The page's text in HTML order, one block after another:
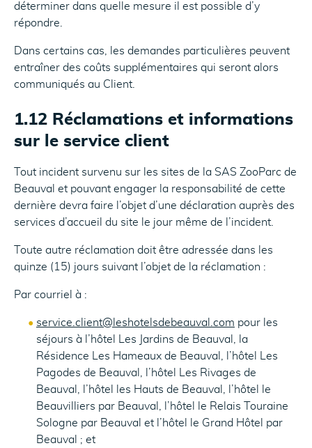
déterminer dans quelle mesure il est possible d’y
répondre.
Dans certains cas, les demandes particulières peuvent
entraîner des coûts supplémentaires qui seront alors
communiqués au Client.
1.12 Réclamations et informations
sur le service client
Tout incident survenu sur les sites de la SAS ZooParc de
Beauval et pouvant engager la responsabilité de cette
dernière devra faire l’objet d’une déclaration auprès des
services d’accueil du site le jour même de l’incident.
Toute autre réclamation doit être adressée dans les
quinze (15) jours suivant l’objet de la réclamation :
Par courriel à :
service.client@leshotelsdebeauval.com pour les
séjours à l’hôtel Les Jardins de Beauval, la
Résidence Les Hameaux de Beauval, l’hôtel Les
Pagodes de Beauval, l’hôtel Les Rivages de
Beauval, l’hôtel les Hauts de Beauval, l’hôtel le
Beauvilliers par Beauval, l’hôtel le Relais Touraine
Sologne par Beauval et l’hôtel le Grand Hôtel par
Beauval ; et